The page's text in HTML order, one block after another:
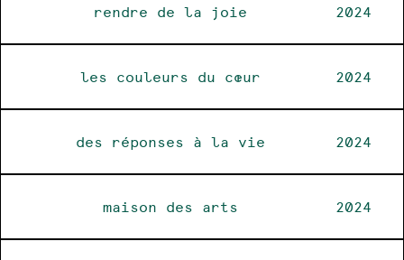
rendre de la joie 2024
les couleurs du cœur 2024
des réponses à la vie 2024
maison des arts 2024